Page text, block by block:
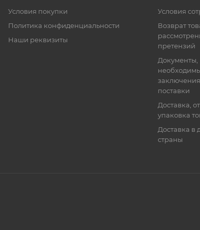
Условия покупки
Политика конфиденциальности
Наши реквизиты
Условия
Возврат
претензий
Документы,
поставки
Доставка,
упаковка
Доставка в
страны